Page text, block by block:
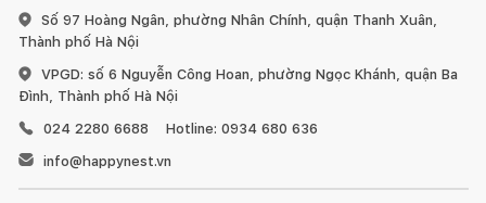
Số 97 Hoàng Ngân, phường Nhân Chính, quận Thanh Xuân,
Thành phố Hà Nội
VPGD: số 6 Nguyễn Công Hoan, phường Ngọc Khánh, quận Ba
Đình, Thành phố Hà Nội
024 2280 6688
Hotline: 0934 680 636
info@happynest.vn